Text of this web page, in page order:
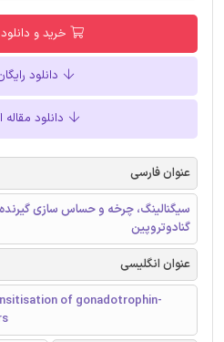
خرید و
دانلود
دانلود
عنوان فارسی
سیگنالینگ، چرخه و حساس سازی
گنادوتروپین
عنوان انگلیسی
of gonadotrophin-